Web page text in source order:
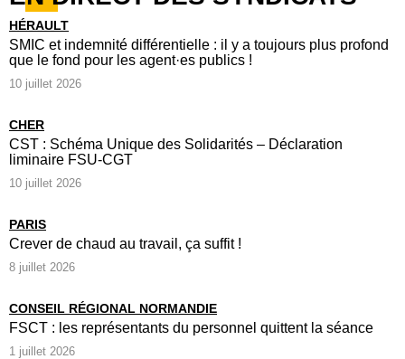
HÉRAULT
SMIC et indemnité différentielle : il y a toujours plus profond
que le fond pour les agent·es publics !
10 juillet 2026
CHER
CST : Schéma Unique des Solidarités – Déclaration
liminaire FSU-CGT
10 juillet 2026
PARIS
Crever de chaud au travail, ça suffit !
8 juillet 2026
CONSEIL RÉGIONAL NORMANDIE
FSCT : les représentants du personnel quittent la séance
1 juillet 2026